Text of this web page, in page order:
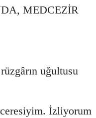
MEDCEZİR
uğultusu
İzliyorum